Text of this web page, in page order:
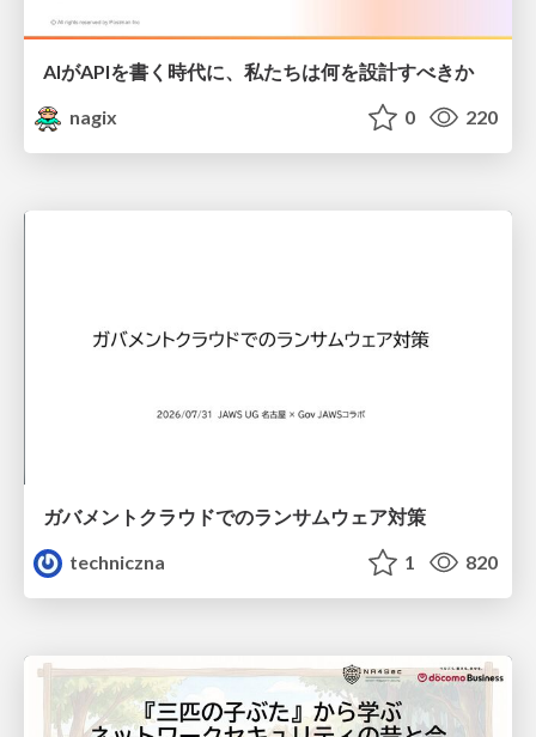
AIがAPIを書く時代に、私たちは何を設計すべきか
nagix
0 220
ガバメントクラウドでのランサムウェア対策
techniczna
1 820